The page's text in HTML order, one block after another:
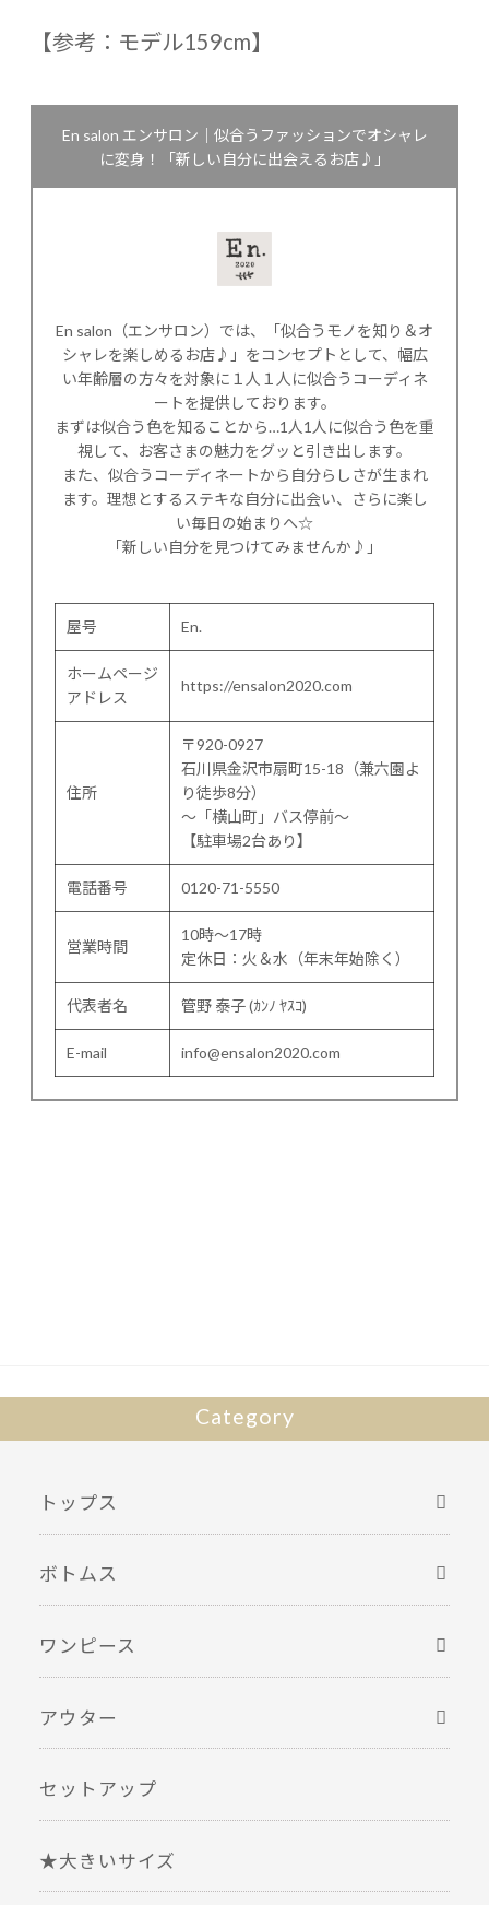
【参考：モデル159cm】
En salon エンサロン｜似合うファッションでオシャレ
に変身！「新しい自分に出会えるお店♪」
En salon（エンサロン）では、「似合うモノを知り＆オ
シャレを楽しめるお店♪」をコンセプトとして、幅広
い年齢層の方々を対象に１人１人に似合うコーディネ
ートを提供しております。
まずは似合う色を知ることから…1人1人に似合う色を重
視して、お客さまの魅力をグッと引き出します。
また、似合うコーディネートから自分らしさが生まれ
ます。理想とするステキな自分に出会い、さらに楽し
い毎日の始まりへ☆
「新しい自分を見つけてみませんか♪」
屋号 En.
ホームページ
アドレス
https://ensalon2020.com
住所
〒920-0927
石川県金沢市扇町15-18（兼六園よ
り徒歩8分）
〜「横山町」バス停前〜
【駐車場2台あり】
電話番号 0120-71-5550
営業時間
10時～17時
定休日：火＆水（年末年始除く）
代表者名 管野 泰子 (ｶﾝﾉ ﾔｽｺ)
E-mail info@ensalon2020.com
Category
トップス
ボトムス
ワンピース
アウター
セットアップ
★大きいサイズ